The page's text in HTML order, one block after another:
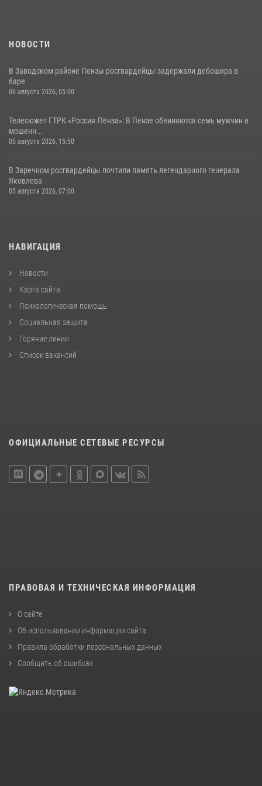
НОВОСТИ
В Заводском районе Пензы росгвардейцы задержали дебошира в
баре
06 августа 2026, 05:00
Телесюжет ГТРК «Россия.Пенза»: В Пензе обвиняются семь мужчин в
мошенн...
05 августа 2026, 15:50
В Заречном росгвардейцы почтили память легендарного генерала
Яковлева
05 августа 2026, 07:00
НАВИГАЦИЯ
Новости
Карта сайта
Психологическая помощь
Социальная защита
Горячие линии
Список вакансий
ОФИЦИАЛЬНЫЕ СЕТЕВЫЕ РЕСУРСЫ
ПРАВОВАЯ И ТЕХНИЧЕСКАЯ ИНФОРМАЦИЯ
О сайте
Об использовании информации сайта
Правила обработки персональных данных
Сообщить об ошибках